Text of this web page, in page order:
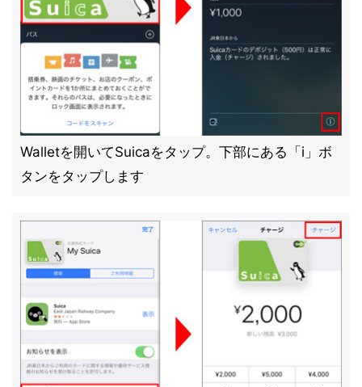
Walletを開いてSuicaをタップ。下部にある「i」ボ
タンをタップします